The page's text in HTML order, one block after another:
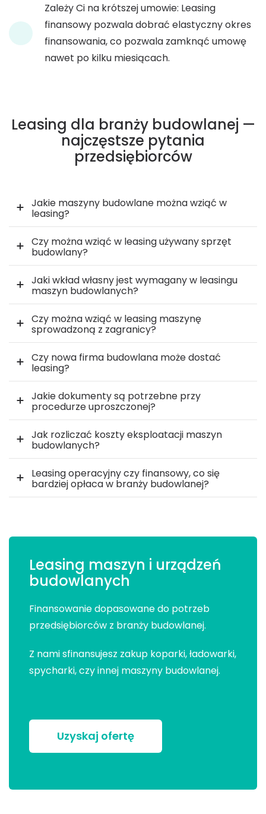
Zależy Ci na krótszej umowie: Leasing
finansowy pozwala dobrać elastyczny okres
finansowania, co pozwala zamknąć umowę
nawet po kilku miesiącach.
Leasing dla branży budowlanej —
najczęstsze pytania
przedsiębiorców
Jakie maszyny budowlane można wziąć w
leasing?
Czy można wziąć w leasing używany sprzęt
budowlany?
Jaki wkład własny jest wymagany w leasingu
maszyn budowlanych?
Czy można wziąć w leasing maszynę
sprowadzoną z zagranicy?
Czy nowa firma budowlana może dostać
leasing?
Jakie dokumenty są potrzebne przy
procedurze uproszczonej?
Jak rozliczać koszty eksploatacji maszyn
budowlanych?
Leasing operacyjny czy finansowy, co się
bardziej opłaca w branży budowlanej?
Leasing maszyn i urządzeń
budowlanych
Finansowanie dopasowane do potrzeb
przedsiębiorców z branży budowlanej.
Z nami sfinansujesz zakup koparki, ładowarki,
spycharki, czy innej maszyny budowlanej.
Uzyskaj ofertę